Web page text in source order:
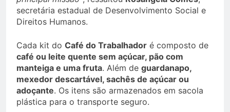
secretária estadual de Desenvolvimento Social e
Direitos Humanos.
Cada kit do Café do Trabalhador é composto de
café ou leite quente sem açúcar, pão com
manteiga e uma fruta. Além de guardanapo,
mexedor descartável, sachês de açúcar ou
adoçante. Os itens são armazenados em sacola
plástica para o transporte seguro.